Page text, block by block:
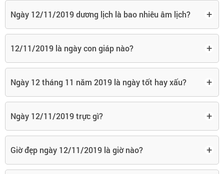
Ngày 12/11/2019 dương lịch là bao nhiêu âm lịch? +
12/11/2019 là ngày con giáp nào? +
Ngày 12 tháng 11 năm 2019 là ngày tốt hay xấu? +
Ngày 12/11/2019 trực gì? +
Giờ đẹp ngày 12/11/2019 là giờ nào? +